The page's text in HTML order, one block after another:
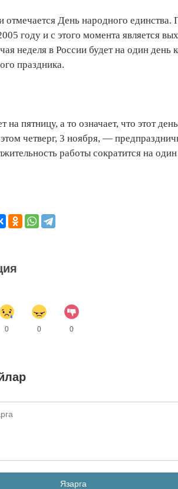
отмечается День народного единства.
году и с этого момента является
неделя в России будет на один день
праздника.
на пятницу, а то означает, что этот
четверг, 3 ноября, —
работы сократится на
0 0 0
Язарга